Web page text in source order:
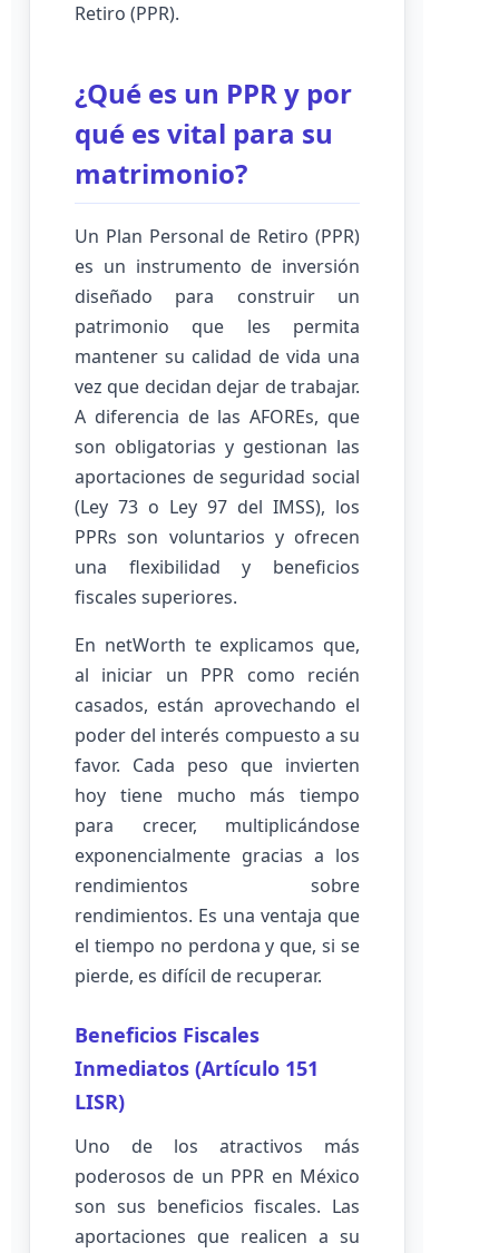
Retiro (PPR).
¿Qué es un PPR y por
qué es vital para su
matrimonio?
Un Plan Personal de Retiro (PPR)
es un instrumento de inversión
diseñado para construir un
patrimonio que les permita
mantener su calidad de vida una
vez que decidan dejar de trabajar.
A diferencia de las AFOREs, que
son obligatorias y gestionan las
aportaciones de seguridad social
(Ley 73 o Ley 97 del IMSS), los
PPRs son voluntarios y ofrecen
una flexibilidad y beneficios
fiscales superiores.
En netWorth te explicamos que,
al iniciar un PPR como recién
casados, están aprovechando el
poder del interés compuesto a su
favor. Cada peso que invierten
hoy tiene mucho más tiempo
para crecer, multiplicándose
exponencialmente gracias a los
rendimientos sobre
rendimientos. Es una ventaja que
el tiempo no perdona y que, si se
pierde, es difícil de recuperar.
Beneficios Fiscales
Inmediatos (Artículo 151
LISR)
Uno de los atractivos más
poderosos de un PPR en México
son sus beneficios fiscales. Las
aportaciones que realicen a su